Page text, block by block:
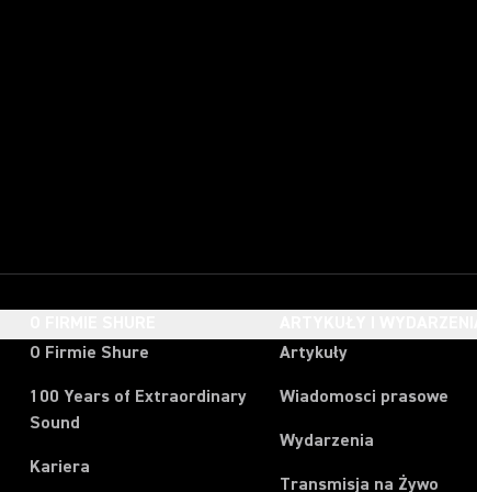
O Firmie Shure
100 Years of Extraordinary
Sound
Kariera
Artykuły
Wiadomosci prasowe
Wydarzenia
Transmisja na Żywo